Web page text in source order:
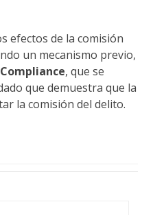
efectos de la comisión
un mecanismo previo,
, que se
que demuestra que la
la comisión del delito.